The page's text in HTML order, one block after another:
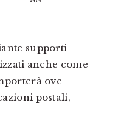
supporti
anche come
ove
postali,